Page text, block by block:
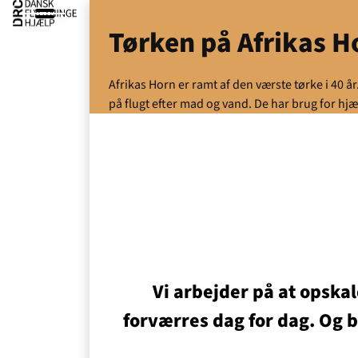
Tørken på Afrikas
Afrikas Horn er ramt af den værste tørke i 40
på flugt efter mad og vand. De har brug for
Vi arbejder på at
forværres dag for dag. Og